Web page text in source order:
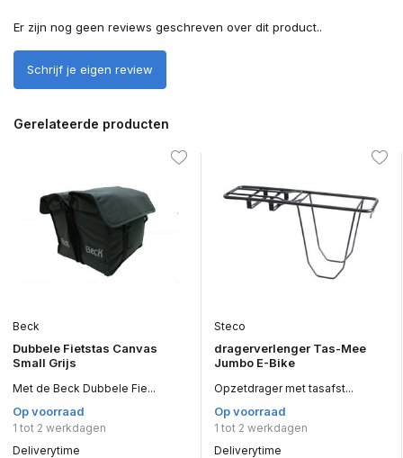
Er zijn nog geen reviews geschreven over dit product..
Schrijf je eigen review
Gerelateerde producten
Beck
Dubbele Fietstas Canvas
Small Grijs
Met de Beck Dubbele Fie...
Op voorraad
1 tot 2 werkdagen
Deliverytime
Steco
dragerverlenger Tas-Mee
Jumbo E-Bike
Opzetdrager met tasafst...
Op voorraad
1 tot 2 werkdagen
Deliverytime